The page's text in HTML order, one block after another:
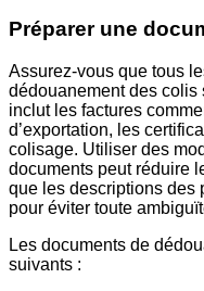
Préparer une
Assurez-vous que tous
dédouanement des colis
inclut les factures
d’exportation, les
colisage. Utiliser des
documents peut réduire
que les descriptions des
pour éviter toute
Les documents de
suivants :